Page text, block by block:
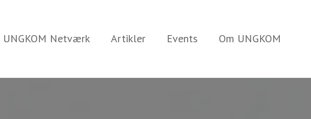
UNGKOM Netværk Artikler Events Om UNGKOM